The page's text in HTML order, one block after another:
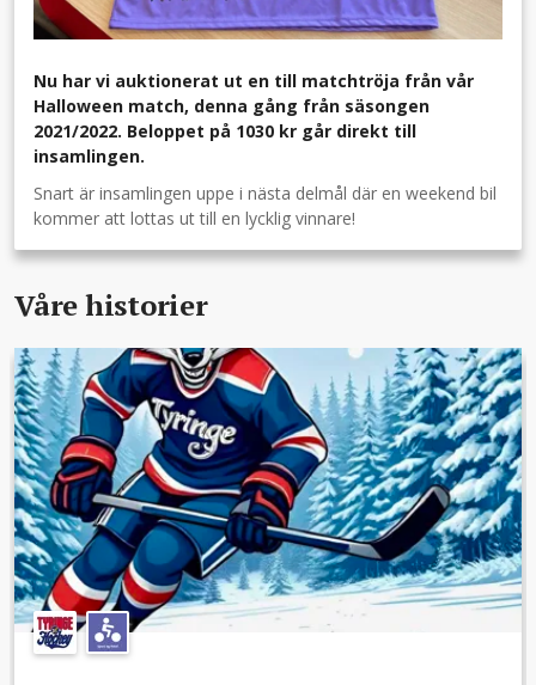
Nu har vi auktionerat ut en till matchtröja från vår
Halloween match, denna gång från säsongen
2021/2022. Beloppet på 1030 kr går direkt till
insamlingen.
Snart är insamlingen uppe i nästa delmål där en weekend bil
kommer att lottas ut till en lycklig vinnare!
Våre historier